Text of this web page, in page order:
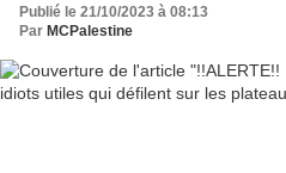
Publié le 21/10/2023 à 08:13
Par MCPalestine